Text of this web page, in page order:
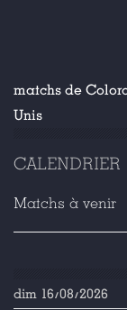
matchs de
Unis
CALENDRIER
Matchs à venir
dim 16/08/2026